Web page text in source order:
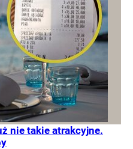
nie takie atrakcyjne.